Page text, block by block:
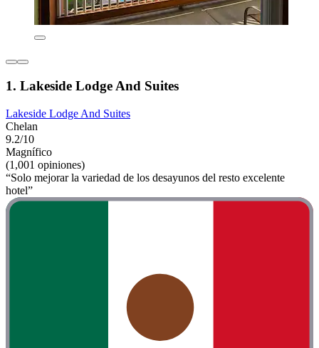
1. Lakeside Lodge And Suites
Lakeside Lodge And Suites
Chelan
9.2/10
Magnífico
(1,001 opiniones)
“Solo mejorar la variedad de los desayunos del resto excelente
hotel”